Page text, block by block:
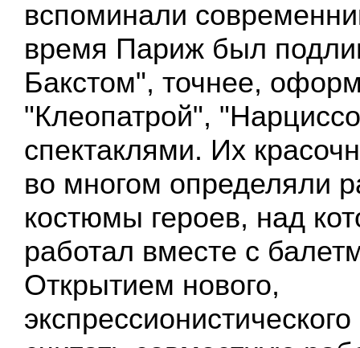
вспоминали
время Париж был
Бакстом", точнее,
"Клеопатрой",
спектаклями. Их
во многом определяли
костюмы героев, над
работал вместе с
Открытием нового,